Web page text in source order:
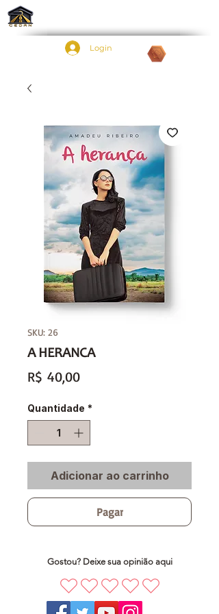
Login
SKU: 26
A HERANCA
R$ 40,00Preço
Quantidade *
Adicionar ao carrinho
Pagar
Gostou? Deixe sua opinião aqui